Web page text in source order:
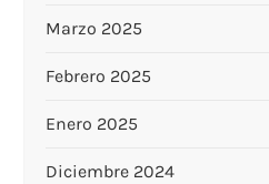
Marzo 2025
Febrero 2025
Enero 2025
Diciembre 2024